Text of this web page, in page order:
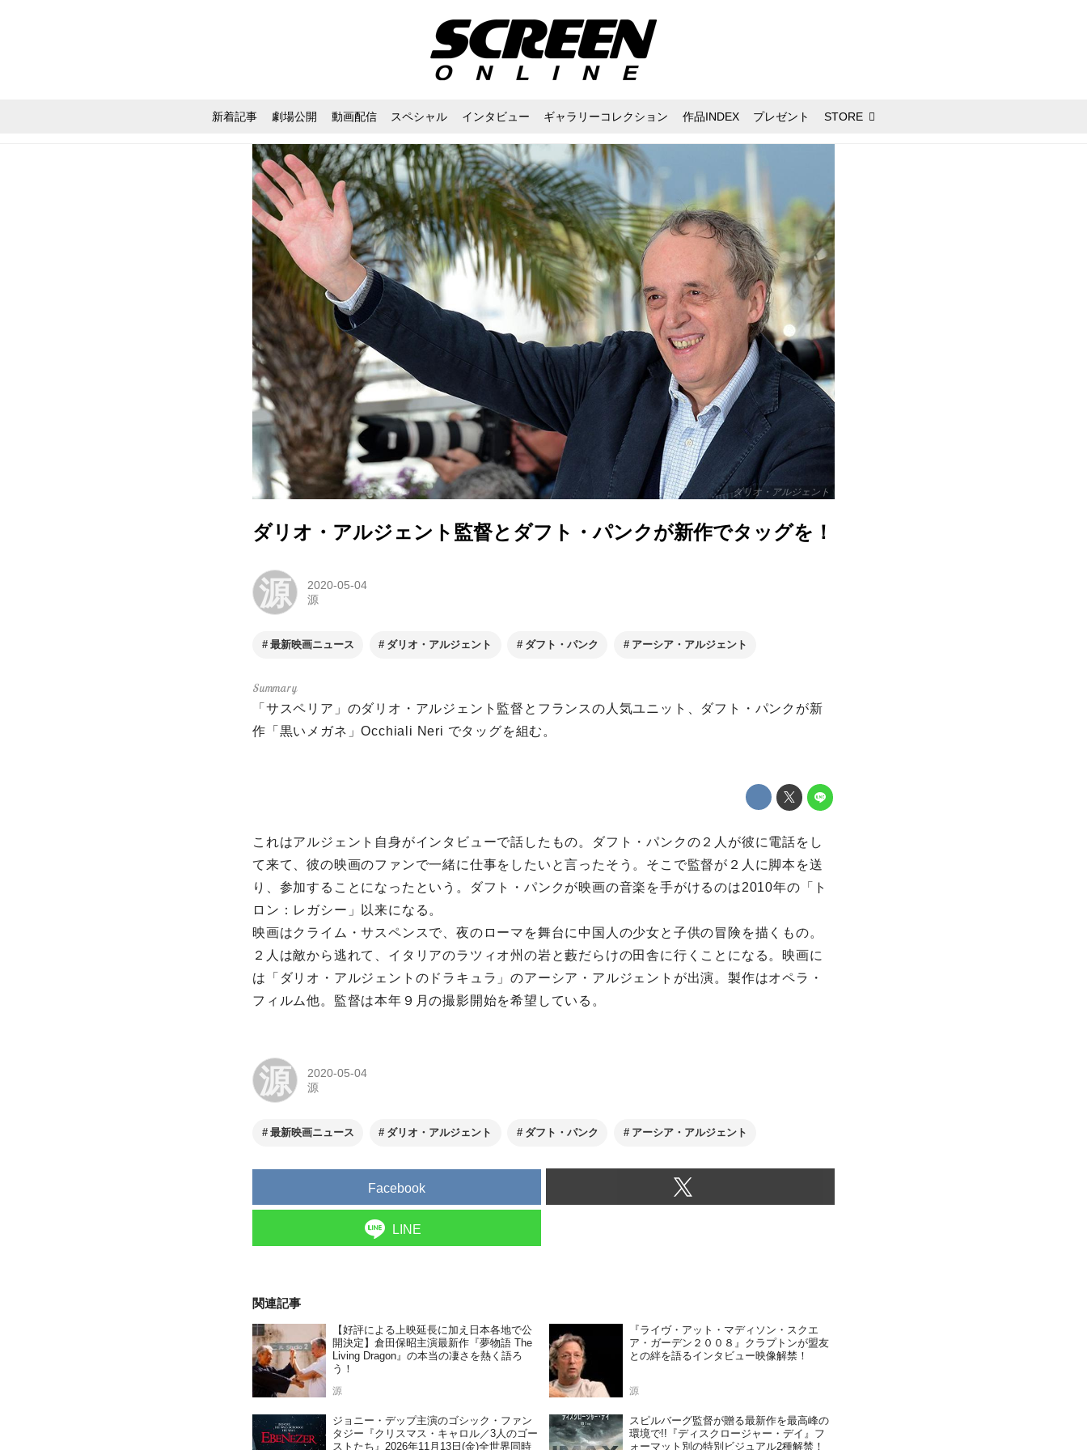
新着記事 劇場公開 動画配信 スペシャル インタビュー ギャラリーコレクション 作品INDEX プレゼント STORE
ダリオ・アルジェント
ダリオ・アルジェント監督とダフト・パンクが新作でタッグを！
源
2020-05-04
源
最新映画ニュース ダリオ・アルジェント ダフト・パンク アーシア・アルジェント
「サスペリア」のダリオ・アルジェント監督とフランスの人気ユニット、ダフト・パンクが新
作「黒いメガネ」Occhiali Neri でタッグを組む。
これはアルジェント自身がインタビューで話したもの。ダフト・パンクの２人が彼に電話をし
て来て、彼の映画のファンで一緒に仕事をしたいと言ったそう。そこで監督が２人に脚本を送
り、参加することになったという。ダフト・パンクが映画の音楽を手がけるのは2010年の「ト
ロン：レガシー」以来になる。
映画はクライム・サスペンスで、夜のローマを舞台に中国人の少女と子供の冒険を描くもの。
２人は敵から逃れて、イタリアのラツィオ州の岩と藪だらけの田舎に行くことになる。映画に
は「ダリオ・アルジェントのドラキュラ」のアーシア・アルジェントが出演。製作はオペラ・
フィルム他。監督は本年９月の撮影開始を希望している。
源
2020-05-04
源
最新映画ニュース ダリオ・アルジェント ダフト・パンク アーシア・アルジェント
Facebook
LINE
関連記事
【好評による上映延長に加え日本各地で公
開決定】倉田保昭主演最新作『夢物語 The
Living Dragon』の本当の凄さを熱く語ろ
う！
源
『ライヴ・アット・マディソン・スクエ
ア・ガーデン２００８』クラプトンが盟友
との絆を語るインタビュー映像解禁！
源
ジョニー・デップ主演のゴシック・ファン
タジー『クリスマス・キャロル／3人のゴー
ストたち』2026年11月13日(金)全世界同時
スピルバーグ監督が贈る最新作を最高峰の
環境で!!『ディスクロージャー・デイ』フ
ォーマット別の特別ビジュアル2種解禁！